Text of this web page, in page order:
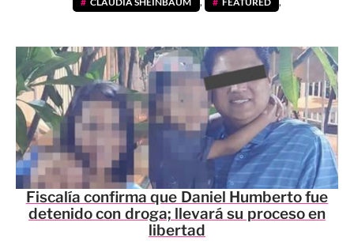
Fiscalía confirma que Daniel Humberto fue
detenido con droga; llevará su proceso en
libertad